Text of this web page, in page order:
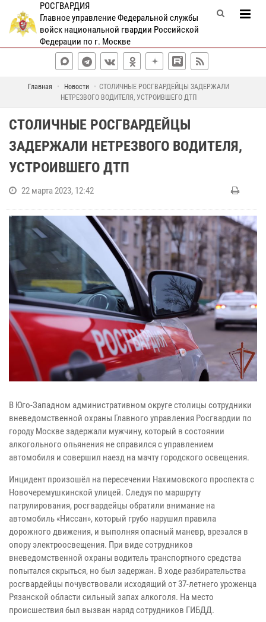
РОСГВАРДИЯ
Главное управление Федеральной службы
войск национальной гвардии Российской
Федерации по г. Москве
Главная Новости
СТОЛИЧНЫЕ РОСГВАРДЕЙЦЫ ЗАДЕРЖАЛИ
НЕТРЕЗВОГО ВОДИТЕЛЯ, УСТРОИВШЕГО ДТП
СТОЛИЧНЫЕ РОСГВАРДЕЙЦЫ
ЗАДЕРЖАЛИ НЕТРЕЗВОГО ВОДИТЕЛЯ,
УСТРОИВШЕГО ДТП
22 марта 2023, 12:42
В Юго-Западном административном округе столицы сотрудники
вневедомственной охраны Главного управления Росгвардии по
городу Москве задержали мужчину, который в состоянии
алкогольного опьянения не справился с управлением
автомобиля и совершил наезд на мачту городского освещения.
Инцидент произошёл на пересечении Нахимовского проспекта с
Новочеремушкинской улицей. Следуя по маршруту
патрулирования, росгвардейцы обратили внимание на
автомобиль «Ниссан», который грубо нарушил правила
дорожного движения, и выполняя опасный маневр, врезался в
опору электроосвещения. При виде сотрудников
вневедомственной охраны водитель транспортного средства
попытался скрыться, но был задержан. В ходе разбирательства
росгвардейцы почувствовали исходящий от 37-летнего уроженца
Рязанской области сильный запах алкоголя. На место
происшествия был вызван наряд сотрудников ГИБДД.